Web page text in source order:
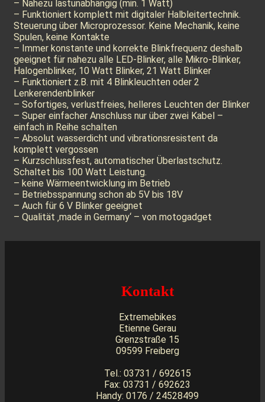
– Nahezu lastunabhängig (min. 1 Watt)
– Funktioniert komplett mit digitaler Halbleitertechnik.
Steuerung über Microprozessor. Keine Mechanik, keine
Spulen, keine Kontakte
– Immer konstante und korrekte Blinkfrequenz deshalb
geeignet für nahezu alle LED-Blinker, alle Mikro-Blinker,
Halogenblinker, 10 Watt Blinker, 21 Watt Blinker
– Funktioniert z.B. mit 4 Blinkleuchten oder 2
Lenkerendenblinker
– Sofortiges, verlustfreies, helleres Leuchten der Blinker
– Super einfacher Anschluss nur über zwei Kabel –
einfach in Reihe schalten
– Absolut wasserdicht und vibrationsresistent da
komplett vergossen
– Kurzschlussfest, automatischer Überlastschutz.
Schaltet bis 100 Watt Leistung.
– keine Wärmeentwicklung im Betrieb
– Betriebsspannung schon ab 5V bis 18V
– Auch für 6 V Blinker geeignet
– Qualität ‚made in Germany‘ – von motogadget
Kontakt
Extremebikes
Etienne Gerau
Grenzstraße 15
09599 Freiberg
Tel.: 03731 / 692615
Fax: 03731 / 692623
Handy: 0176 / 24528499